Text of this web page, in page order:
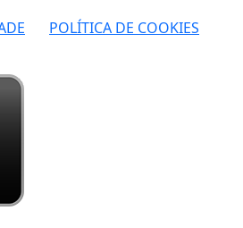
POLÍTICA DE COOKIES